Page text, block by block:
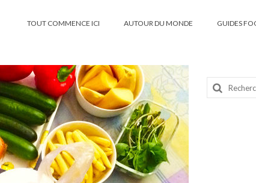
TOUT COMMENCE ICI AUTOUR DU MONDE GUIDES
: